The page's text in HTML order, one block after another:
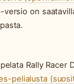
versio on
Rally Racer
pelialusta